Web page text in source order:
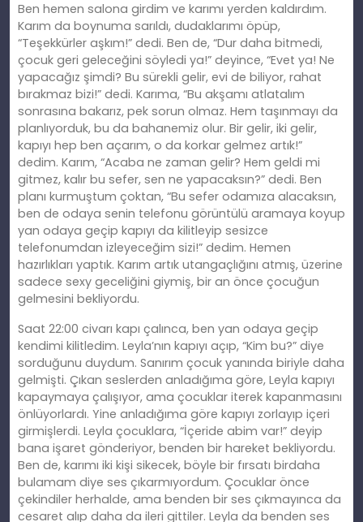
Ben hemen salona girdim ve karımı yerden kaldırdım.
Karım da boynuma sarıldı, dudaklarımı öpüp,
“Teşekkürler aşkım!” dedi. Ben de, “Dur daha bitmedi,
çocuk geri geleceğini söyledi ya!” deyince, “Evet ya! Ne
yapacağız şimdi? Bu sürekli gelir, evi de biliyor, rahat
bırakmaz bizi!” dedi. Karıma, “Bu akşamı atlatalım
sonrasına bakarız, pek sorun olmaz. Hem taşınmayı da
planlıyorduk, bu da bahanemiz olur. Bir gelir, iki gelir,
kapıyı hep ben açarım, o da korkar gelmez artık!”
dedim. Karım, “Acaba ne zaman gelir? Hem geldi mi
gitmez, kalır bu sefer, sen ne yapacaksın?” dedi. Ben
planı kurmuştum çoktan, “Bu sefer odamıza alacaksın,
ben de odaya senin telefonu görüntülü aramaya koyup
yan odaya geçip kapıyı da kilitleyip sesizce
telefonumdan izleyeceğim sizi!” dedim. Hemen
hazırlıkları yaptık. Karım artık utangaçlığını atmış, üzerine
sadece sexy geceliğini giymiş, bir an önce çocuğun
gelmesini bekliyordu.
Saat 22:00 civarı kapı çalınca, ben yan odaya geçip
kendimi kilitledim. Leyla’nın kapıyı açıp, “Kim bu?” diye
sorduğunu duydum. Sanırım çocuk yanında biriyle daha
gelmişti. Çıkan seslerden anladığıma göre, Leyla kapıyı
kapaymaya çalışıyor, ama çocuklar iterek kapanmasını
önlüyorlardı. Yine anladığıma göre kapıyı zorlayıp içeri
girmişlerdi. Leyla çocuklara, “İçeride abim var!” deyip
bana işaret gönderiyor, benden bir hareket bekliyordu.
Ben de, karımı iki kişi sikecek, böyle bir fırsatı birdaha
bulamam diye ses çıkarmıyordum. Çocuklar önce
çekindiler herhalde, ama benden bir ses çıkmayınca da
cesaret alıp daha da ileri gittiler. Leyla da benden ses